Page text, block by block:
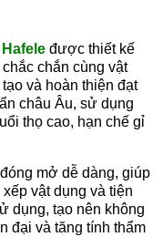
Hafele được thiết kế
chắn cùng vật
tạo và hoàn thiện đạt
châu Âu, sử dụng
thọ cao, hạn chế gỉ
mở dễ dàng,giúp
xếp vật dụng và tiện
dụng, tạo nên không
đại và tăng tính thẩm